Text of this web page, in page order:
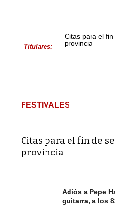
Titulares:
Citas para el
provincia
FESTIVALES
Citas para el fin de
provincia
Adiós a Pepe
guitarra, a los